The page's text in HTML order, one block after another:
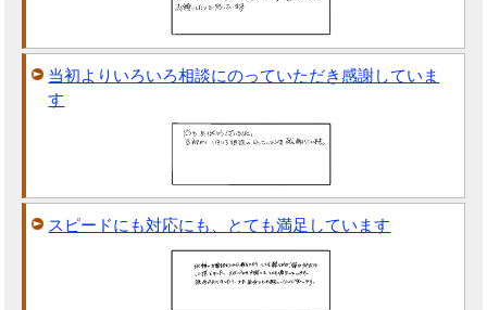
当初よりいろいろ相談にのっていただき感謝していま
す
スピードにも対応にも、とても満足しています